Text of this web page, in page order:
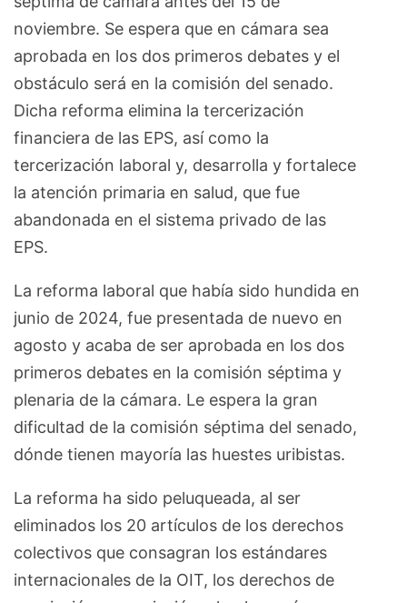
noviembre. Se espera que en cámara sea
aprobada en los dos primeros debates y el
obstáculo será en la comisión del senado.
Dicha reforma elimina la tercerización
financiera de las EPS, así como la
tercerización laboral y, desarrolla y fortalece
la atención primaria en salud, que fue
abandonada en el sistema privado de las
EPS.
La reforma laboral que había sido hundida en
junio de 2024, fue presentada de nuevo en
agosto y acaba de ser aprobada en los dos
primeros debates en la comisión séptima y
plenaria de la cámara. Le espera la gran
dificultad de la comisión séptima del senado,
dónde tienen mayoría las huestes uribistas.
La reforma ha sido peluqueada, al ser
eliminados los 20 artículos de los derechos
colectivos que consagran los estándares
internacionales de la OIT, los derechos de